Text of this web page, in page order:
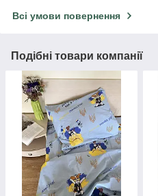
Всі умови повернення
Подібні товари компанії